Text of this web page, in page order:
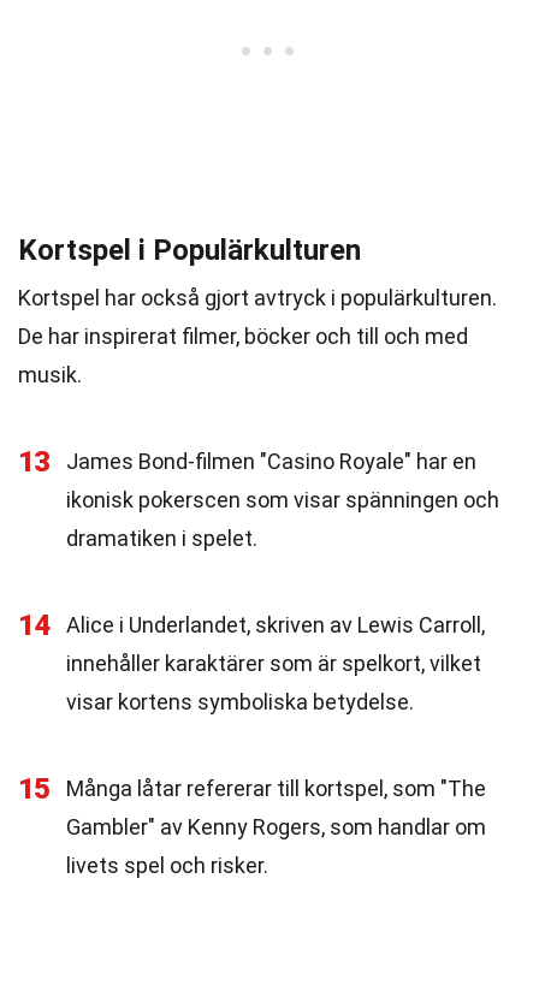
Kortspel i Populärkulturen
Kortspel har också gjort avtryck i populärkulturen.
De har inspirerat filmer, böcker och till och med
musik.
13
James Bond-filmen "Casino Royale" har en
ikonisk pokerscen som visar spänningen och
dramatiken i spelet.
14
Alice i Underlandet, skriven av Lewis Carroll,
innehåller karaktärer som är spelkort, vilket
visar kortens symboliska betydelse.
15
Många låtar refererar till kortspel, som "The
Gambler" av Kenny Rogers, som handlar om
livets spel och risker.